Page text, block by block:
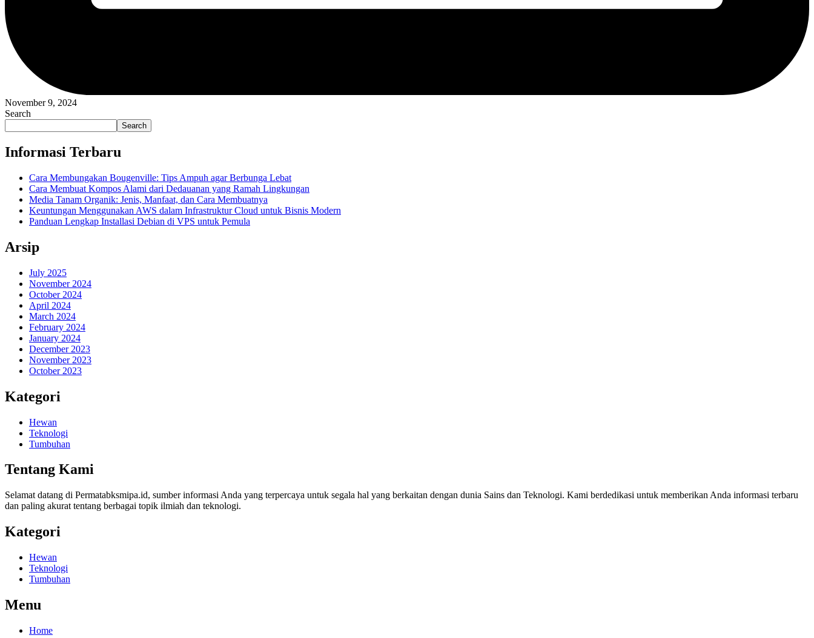
November 9, 2024
Search
Search
Informasi Terbaru
Cara Membungakan Bougenville: Tips Ampuh agar Berbunga Lebat
Cara Membuat Kompos Alami dari Dedauanan yang Ramah Lingkungan
Media Tanam Organik: Jenis, Manfaat, dan Cara Membuatnya
Keuntungan Menggunakan AWS dalam Infrastruktur Cloud untuk Bisnis Modern
Panduan Lengkap Installasi Debian di VPS untuk Pemula
Arsip
July 2025
November 2024
October 2024
April 2024
March 2024
February 2024
January 2024
December 2023
November 2023
October 2023
Kategori
Hewan
Teknologi
Tumbuhan
Tentang Kami
Selamat datang di Permatabksmipa.id, sumber informasi Anda yang terpercaya untuk segala hal yang berkaitan dengan dunia Sains dan Teknologi. Kami berdedikasi untuk memberikan Anda informasi terbaru
dan paling akurat tentang berbagai topik ilmiah dan teknologi.
Kategori
Hewan
Teknologi
Tumbuhan
Menu
Home